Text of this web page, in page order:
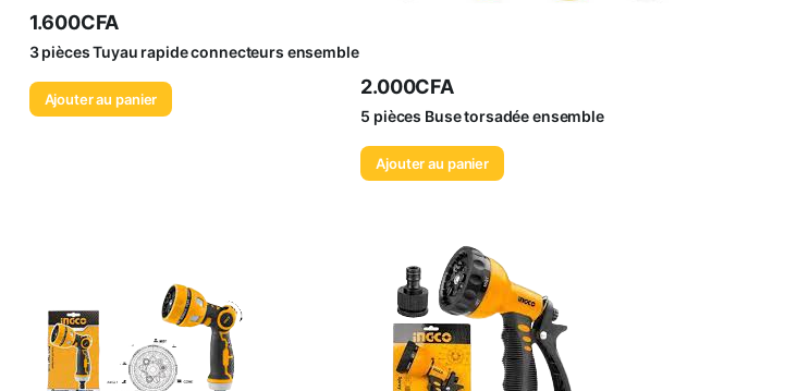
1.600CFA
3 pièces Tuyau rapide connecteurs ensemble
Ajouter au panier
2.000CFA
5 pièces Buse torsadée ensemble
Ajouter au panier